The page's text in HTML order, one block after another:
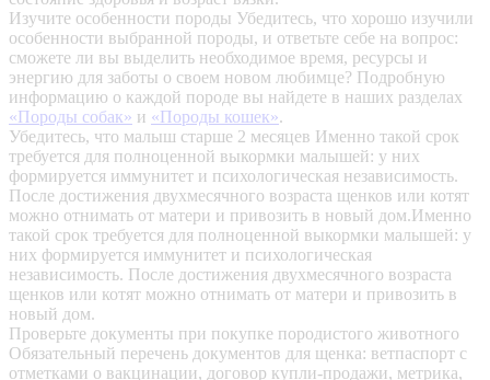
Изучите особенности породы Убедитесь, что хорошо изучили
особенности выбранной породы, и ответьте себе на вопрос:
сможете ли вы выделить необходимое время, ресурсы и
энергию для заботы о своем новом любимце? Подробную
информацию о каждой породе вы найдете в наших разделах
«Породы собак» и «Породы кошек».
Убедитесь, что малыш старше 2 месяцев Именно такой срок
требуется для полноценной выкормки малышей: у них
формируется иммунитет и психологическая независимость.
После достижения двухмесячного возраста щенков или котят
можно отнимать от матери и привозить в новый дом.Именно
такой срок требуется для полноценной выкормки малышей: у
них формируется иммунитет и психологическая
независимость. После достижения двухмесячного возраста
щенков или котят можно отнимать от матери и привозить в
новый дом.
Проверьте документы при покупке породистого животного
Обязательный перечень документов для щенка: ветпаспорт с
отметками о вакцинации, договор купли-продажи, метрика,